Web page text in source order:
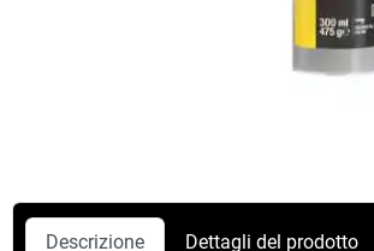
Descrizione Dettagli del prodotto